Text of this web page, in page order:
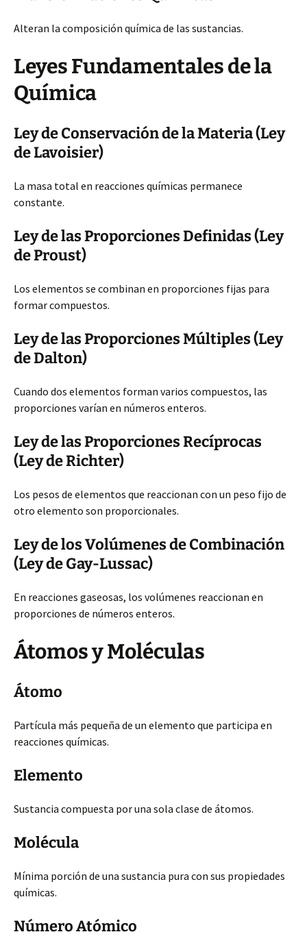
Alteran la composición química de las sustancias.
Leyes Fundamentales de la
Química
Ley de Conservación de la Materia (Ley
de Lavoisier)
La masa total en reacciones químicas permanece
constante.
Ley de las Proporciones Definidas (Ley
de Proust)
Los elementos se combinan en proporciones fijas para
formar compuestos.
Ley de las Proporciones Múltiples (Ley
de Dalton)
Cuando dos elementos forman varios compuestos, las
proporciones varían en números enteros.
Ley de las Proporciones Recíprocas
(Ley de Richter)
Los pesos de elementos que reaccionan con un peso fijo de
otro elemento son proporcionales.
Ley de los Volúmenes de Combinación
(Ley de Gay-Lussac)
En reacciones gaseosas, los volúmenes reaccionan en
proporciones de números enteros.
Átomos y Moléculas
Átomo
Partícula más pequeña de un elemento que participa en
reacciones químicas.
Elemento
Sustancia compuesta por una sola clase de átomos.
Molécula
Mínima porción de una sustancia pura con sus propiedades
químicas.
Número Atómico